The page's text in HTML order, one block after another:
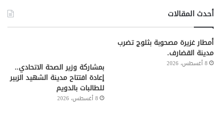
أحدث المقالات
أمطار غزيرة مصحوبة بثلوج تضرب
مدينة القضارف.
8 أغسطس، 2026 بمشاركة وزير الصحة الاتحادي..
إعادة افتتاح مدينة الشهيد الزبير
للطالبات بالدويم
8 أغسطس، 2026